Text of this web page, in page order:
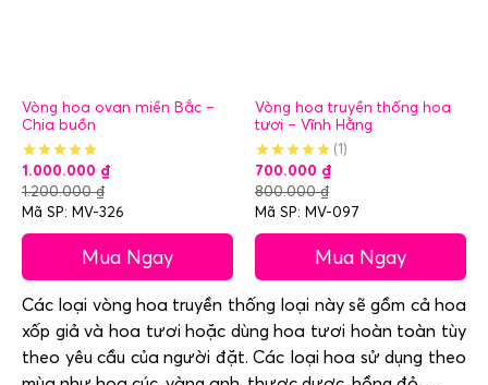
Vòng hoa ovan miền Bắc –
Chia buồn
1.000.000 ₫
1.200.000₫
Mã SP: MV-326
Mua Ngay
Vòng hoa truyền thống hoa
tươi – Vĩnh Hằng
(1)
700.000 ₫
800.000₫
Mã SP: MV-097
Mua Ngay
Các loại vòng hoa truyền thống loại này sẽ gồm cả hoa
xốp giả và hoa tươi hoặc dùng hoa tươi hoàn toàn tùy
theo yêu cầu của người đặt. Các loại hoa sử dụng theo